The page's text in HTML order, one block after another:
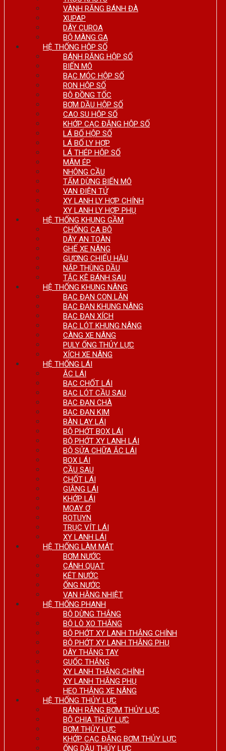
VÀNH RĂNG BÁNH ĐÀ
XUPAP
DÂY CUROA
BỘ MÀNG GA
HỆ THỐNG HỘP SỐ
BÁNH RĂNG HỘP SỐ
BIẾN MÔ
BẠC MÓC HỘP SỐ
RON HỘP SỐ
BỘ ĐỒNG TỐC
BƠM DẦU HỘP SỐ
CAO SU HỘP SỐ
KHỚP CẠC ĐĂNG HỘP SỐ
LÁ BỐ HỘP SỐ
LÁ BỐ LY HỢP
LÁ THÉP HỘP SỐ
MÂM ÉP
NHÔNG CẦU
TẤM DỪNG BIẾN MÔ
VAN ĐIỆN TỬ
XY LANH LY HỢP CHÍNH
XY LANH LY HỢP PHỤ
HỆ THỐNG KHUNG GẦM
CHỐNG CA BÔ
DÂY AN TOÀN
GHẾ XE NÂNG
GƯƠNG CHIẾU HẬU
NẮP THÙNG DẦU
TẮC KÊ BÁNH SAU
HỆ THỐNG KHUNG NÂNG
BẠC ĐẠN CON LĂN
BẠC ĐẠN KHUNG NÂNG
BẠC ĐẠN XÍCH
BẠC LÓT KHUNG NÂNG
CÀNG XE NÂNG
PULY ỐNG THỦY LỰC
XÍCH XE NÂNG
HỆ THỐNG LÁI
ẮC LÁI
BẠC CHỐT LÁI
BẠC LÓT CẦU SAU
BẠC ĐẠN CHÀ
BẠC ĐẠN KIM
BÀN LAY LÁI
BỘ PHỚT BOX LÁI
BỘ PHỚT XY LANH LÁI
BỘ SỬA CHỮA ẮC LÁI
BOX LÁI
CẦU SAU
CHỐT LÁI
GIẰNG LÁI
KHỚP LÁI
MOAY Ơ
ROTUYN
TRỤC VÍT LÁI
XY LANH LÁI
HỆ THỐNG LÀM MÁT
BƠM NƯỚC
CÁNH QUẠT
KÉT NƯỚC
ỐNG NƯỚC
VAN HẰNG NHIỆT
HỆ THỐNG PHANH
BỘ DỪNG THẮNG
BỘ LÒ XO THẮNG
BỘ PHỚT XY LANH THẮNG CHÍNH
BỘ PHỚT XY LANH THẮNG PHỤ
DÂY THẮNG TAY
GUỐC THẮNG
XY LANH THẮNG CHÍNH
XY LANH THẮNG PHỤ
HEO THẮNG XE NÂNG
HỆ THỐNG THỦY LỰC
BÁNH RĂNG BƠM THỦY LỰC
BỘ CHIA THỦY LỰC
BƠM THỦY LỰC
KHỚP CẠC ĐĂNG BƠM THỦY LỰC
ỐNG DẦU THỦY LỰC